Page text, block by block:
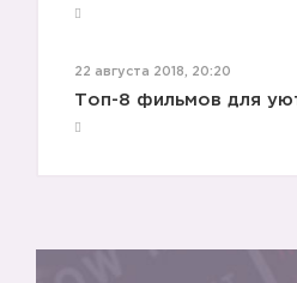
22 августа 2018, 20:20
Топ-8 фильмов для